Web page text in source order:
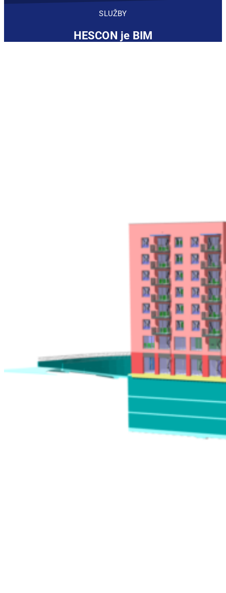
SLUŽBY
HESCON je BIM